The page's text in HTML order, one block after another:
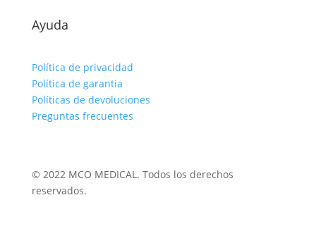
Ayuda
Política de privacidad
Política de garantia
Políticas de devoluciones
Preguntas frecuentes
© 2022 MCO MEDICAL. Todos los derechos
reservados.